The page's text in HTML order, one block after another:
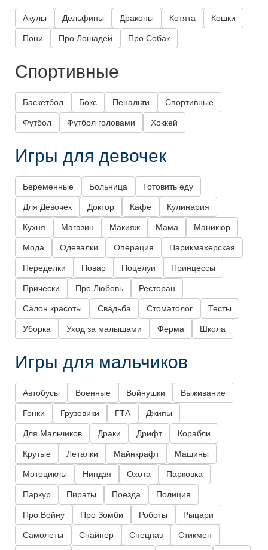
Акулы Дельфины Драконы Котята Кошки
Пони Про Лошадей Про Собак
Спортивные
Баскетбол Бокс Пенальти Спортивные
Футбол Футбол головами Хоккей
Игры для девочек
Беременные Больница Готовить еду
Для Девочек Доктор Кафе Кулинария
Кухня Магазин Макияж Мама Маникюр
Мода Одевалки Операция Парикмахерская
Переделки Повар Поцелуи Принцессы
Прически Про Любовь Ресторан
Салон красоты Свадьба Стоматолог Тесты
Уборка Уход за малышами Ферма Школа
Игры для мальчиков
Автобусы Военные Войнушки Выживание
Гонки Грузовики ГТА Джипы
Для Мальчиков Драки Дрифт Корабли
Крутые Леталки Майнкрафт Машины
Мотоциклы Ниндзя Охота Парковка
Паркур Пираты Поезда Полиция
Про Войну Про Зомби Роботы Рыцари
Самолеты Снайпер Спецназ Стикмен